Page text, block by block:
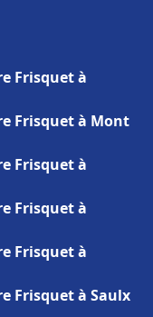
Frisquet à
Frisquet à Mont
Frisquet à
Frisquet à
Frisquet à
Frisquet à Saulx